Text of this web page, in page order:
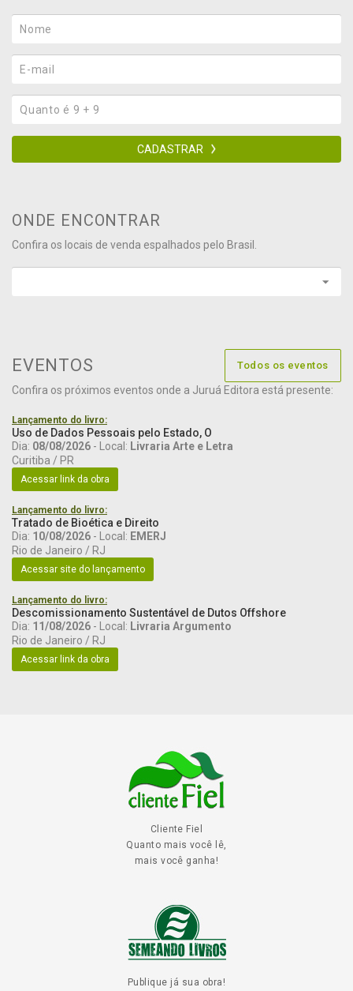
CADASTRAR
ONDE ENCONTRAR
Confira os locais de venda espalhados pelo Brasil.
EVENTOS Todos os eventos
Confira os próximos eventos onde a Juruá Editora está presente:
Lançamento do livro:
Uso de Dados Pessoais pelo Estado, O
Dia: 08/08/2026 - Local: Livraria Arte e Letra
Curitiba / PR
Acessar link da obra
Lançamento do livro:
Tratado de Bioética e Direito
Dia: 10/08/2026 - Local: EMERJ
Rio de Janeiro / RJ
Acessar site do lançamento
Lançamento do livro:
Descomissionamento Sustentável de Dutos Offshore
Dia: 11/08/2026 - Local: Livraria Argumento
Rio de Janeiro / RJ
Acessar link da obra
Cliente Fiel
Quanto mais você lê,
mais você ganha!
Publique já sua obra!